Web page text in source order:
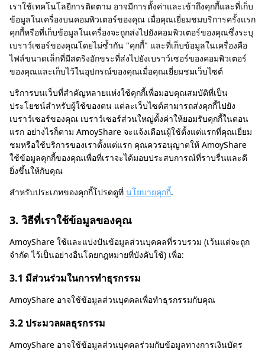
เราใช้เทคโนโลยีการติดตาม อาจมีการตั้งค่าและเข้าถึงคุกกี้และที่เก็บ
ข้อมูลในเครื่องบนคอมพิวเตอร์ของคุณ เมื่อคุณเยี่ยมชมบริการครั้งแรก
คุกกี้หรือที่เก็บข้อมูลในเครื่องจะถูกส่งไปยังคอมพิวเตอร์ของคุณซึ่งระบุ
เบราว์เซอร์ของคุณโดยไม่ซ้ำกัน "คุกกี้" และที่เก็บข้อมูลในเครื่องคือ
ไฟล์ขนาดเล็กที่มีสตริงอักขระที่ส่งไปยังเบราว์เซอร์ของคอมพิวเตอร์
ของคุณและเก็บไว้ในอุปกรณ์ของคุณเมื่อคุณเยี่ยมชมเว็บไซต์
บริการบนเว็บที่สำคัญหลายแห่งใช้คุกกี้เพื่อมอบคุณสมบัติที่เป็น
ประโยชน์สำหรับผู้ใช้ของตน แต่ละเว็บไซต์สามารถส่งคุกกี้ไปยัง
เบราว์เซอร์ของคุณ เบราว์เซอร์ส่วนใหญ่ตั้งค่าให้ยอมรับคุกกี้ในตอน
แรก อย่างไรก็ตาม AmoyShare จะแจ้งเตือนผู้ใช้ตั้งแต่แรกที่คุณเยี่ยม
ชมหรือใช้บริการของเราตั้งแต่แรก คุณควรอนุญาตให้ AmoyShare
ใช้ข้อมูลคุกกี้ของคุณเพื่อที่เราจะได้มอบประสบการณ์ที่ราบรื่นและดี
ยิ่งขึ้นให้กับคุณ
สำหรับประเภทของคุกกี้โปรดดูที่ นโยบายคุกกี้.
3. วิธีที่เราใช้ข้อมูลของคุณ
AmoyShare ใช้และแบ่งปันข้อมูลส่วนบุคคลที่รวบรวม (เว้นแต่จะถูก
จำกัด ไว้เป็นอย่างอื่นโดยกฎหมายที่บังคับใช้) เพื่อ:
3.1 มีส่วนร่วมในการทำธุรกรรม
AmoyShare อาจใช้ข้อมูลส่วนบุคคลเพื่อทำธุรกรรมกับคุณ
3.2 ประมวลผลธุรกรรม
AmoyShare อาจใช้ข้อมูลส่วนบุคคลร่วมกับข้อมูลทางการเงินบัตร